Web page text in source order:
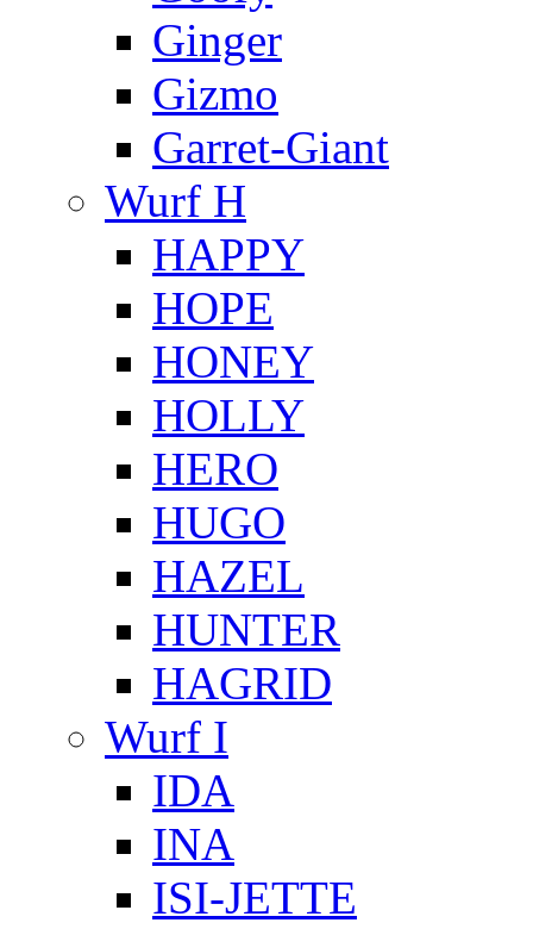
Ginger
Gizmo
Garret-Giant
Wurf H
HAPPY
HOPE
HONEY
HOLLY
HERO
HUGO
HAZEL
HUNTER
HAGRID
Wurf I
IDA
INA
ISI-JETTE